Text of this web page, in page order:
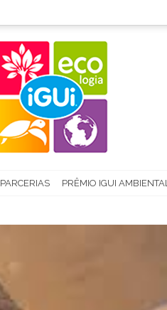
PARCERIAS PRÊMIO IGUI AMBIENTAL